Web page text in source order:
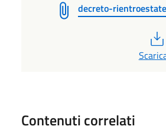
decreto-rientroestate
Contenuti correlati